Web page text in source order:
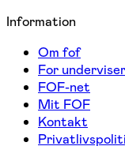
Information
Om fof
For
FOF-net
Mit FOF
Kontakt